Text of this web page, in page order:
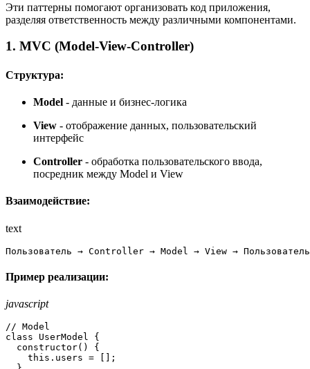
Эти паттерны помогают организовать код приложения,
разделяя ответственность между различными компонентами.
1. MVC (Model-View-Controller)
Структура:
Model - данные и бизнес-логика
View - отображение данных, пользовательский
интерфейс
Controller - обработка пользовательского ввода,
посредник между Model и View
Взаимодействие:
text
Пользователь → Controller → Model → View → Пользователь
Пример реализации:
javascript
// Model
class
UserModel {
constructor( ) {
this . users = [];